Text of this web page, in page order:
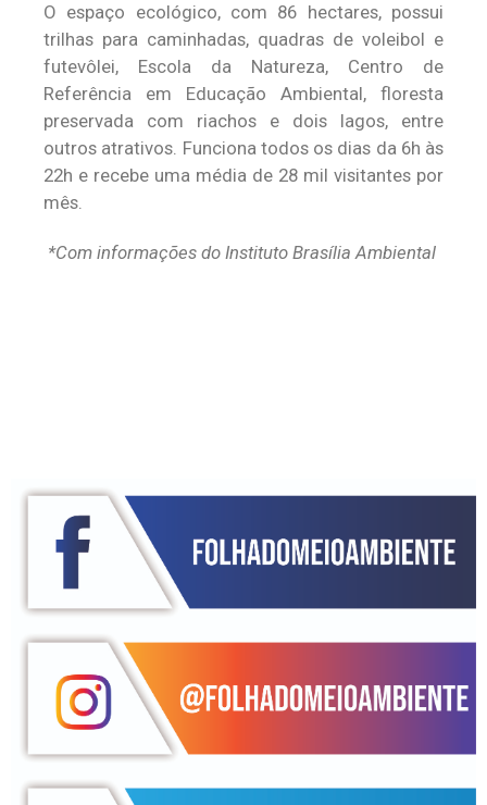
O espaço ecológico, com 86 hectares, possui
trilhas para caminhadas, quadras de voleibol e
futevôlei, Escola da Natureza, Centro de
Referência em Educação Ambiental, floresta
preservada com riachos e dois lagos, entre
outros atrativos. Funciona todos os dias da 6h às
22h e recebe uma média de 28 mil visitantes por
mês.
*Com informações do Instituto Brasília Ambiental